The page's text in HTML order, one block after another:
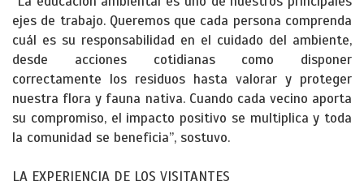
ejes de trabajo. Queremos que cada persona comprenda
cuál es su responsabilidad en el cuidado del ambiente,
desde acciones cotidianas como disponer
correctamente los residuos hasta valorar y proteger
nuestra flora y fauna nativa. Cuando cada vecino aporta
su compromiso, el impacto positivo se multiplica y toda
la comunidad se beneficia”, sostuvo.
LA EXPERIENCIA DE LOS VISITANTES